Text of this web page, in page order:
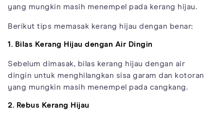
yang mungkin masih menempel pada kerang hijau.
Berikut tips memasak kerang hijau dengan benar:
1. Bilas Kerang Hijau dengan Air Dingin
Sebelum dimasak, bilas kerang hijau dengan air
dingin untuk menghilangkan sisa garam dan kotoran
yang mungkin masih menempel pada cangkang.
2. Rebus Kerang Hijau